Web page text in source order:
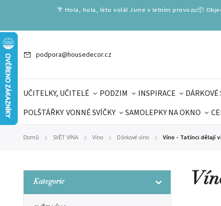
🌴 Hola, hola, léto volá! Jsme v letním provozu📦
podpora@housedecor.cz
UČITELKY, UČITELÉ PODZIM INSPIRACE DÁRKOVÉ
POLŠTÁŘKY VONNÉ SVÍČKY SAMOLEPKY NA OKNO
DÁRKOVÉ VOUCHERY
Domů / SVĚT VÍNA / Víno / Dárkové víno / Víno - Tatínci dělají
Kategorie